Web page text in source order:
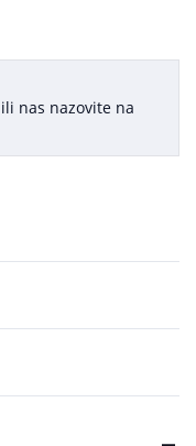
ili nas nazovite na